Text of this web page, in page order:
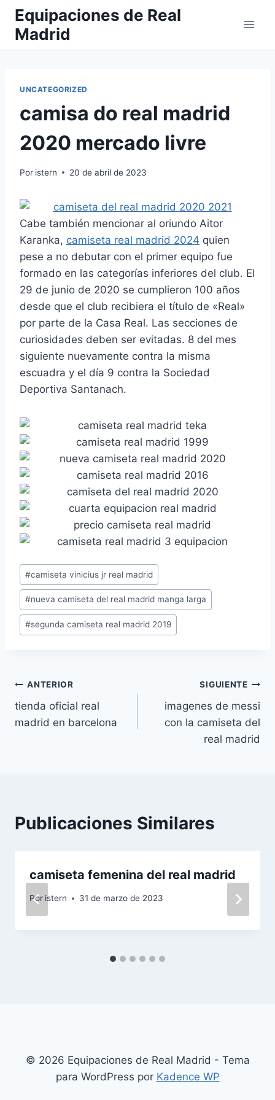
Saltar
contenido
Equipaciones de Real
Madrid
UNCATEGORIZED
camisa do real madrid
2020 mercado livre
Por istern 20 de abril de 2023
Cabe también mencionar al oriundo Aitor
Karanka, camiseta real madrid 2024 quien
pese a no debutar con el primer equipo fue
formado en las categorías inferiores del club. El
29 de junio de 2020 se cumplieron 100 años
desde que el club recibiera el título de «Real»
por parte de la Casa Real. Las secciones de
curiosidades deben ser evitadas. 8 del mes
siguiente nuevamente contra la misma
escuadra y el día 9 contra la Sociedad
Deportiva Santanach.
Etiquetas
de
la
entrada:
#camiseta vinicius jr real madrid
#nueva camiseta del real madrid manga larga
#segunda camiseta real madrid 2019
Navegación
de
ANTERIOR
tienda oficial real
madrid en barcelona
SIGUIENTE
imagenes de messi
con la camiseta del
real madrid
Publicaciones Similares
camiseta femenina del real madrid
Por istern 31 de marzo de 2023
© 2026 Equipaciones de Real Madrid - Tema
para WordPress por Kadence WP